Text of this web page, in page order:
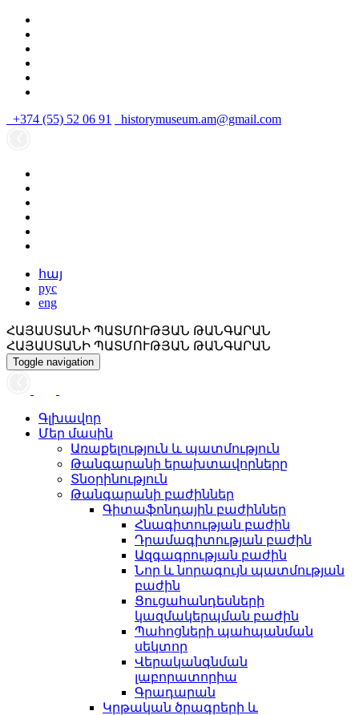
+374 (55) 52 06 91 historymuseum.am@gmail.com
հայ
рус
eng
ՀԱՅԱՍՏԱՆԻ ՊԱՏՄՈՒԹՅԱՆ ԹԱՆԳԱՐԱՆ
ՀԱՅԱՍՏԱՆԻ ՊԱՏՄՈՒԹՅԱՆ ԹԱՆԳԱՐԱՆ
Toggle navigation
Գլխավոր
Մեր մասին
Առաքելություն և պատմություն
Թանգարանի երախտավորները
Տնօրինություն
Թանգարանի բաժիններ
Գիտաֆոնդային բաժիններ
Հնագիտության բաժին
Դրամագիտության բաժին
Ազգագրության բաժին
Նոր և նորագույն պատմության
բաժին
Ցուցահանդեսների
կազմակերպման բաժին
Պահոցների պահպանման
սեկտոր
Վերականգնման
լաբորատորիա
Գրադարան
Կրթական ծրագրերի և